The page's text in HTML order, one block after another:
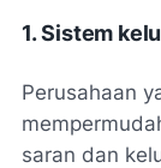
1. Sistem
Perusahaan
saran dan